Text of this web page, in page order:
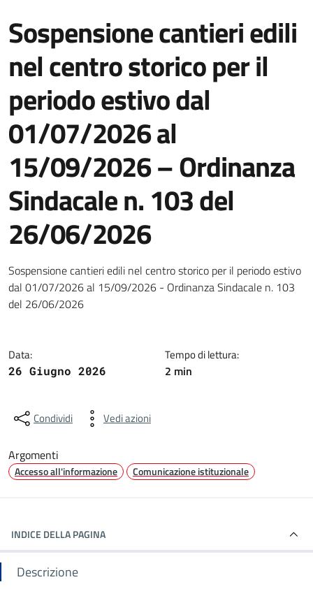
Sospensione cantieri edili
nel centro storico per il
periodo estivo dal
01/07/2026 al
15/09/2026 – Ordinanza
Sindacale n. 103 del
26/06/2026
Dettagli della notizia
Sospensione cantieri edili nel centro storico per il periodo estivo
dal 01/07/2026 al 15/09/2026 - Ordinanza Sindacale n. 103
del 26/06/2026
Data:
26 Giugno 2026
Tempo di lettura:
2 min
Condividi Vedi azioni
Argomenti
Accesso all'informazione Comunicazione istituzionale
INDICE DELLA PAGINA
Descrizione